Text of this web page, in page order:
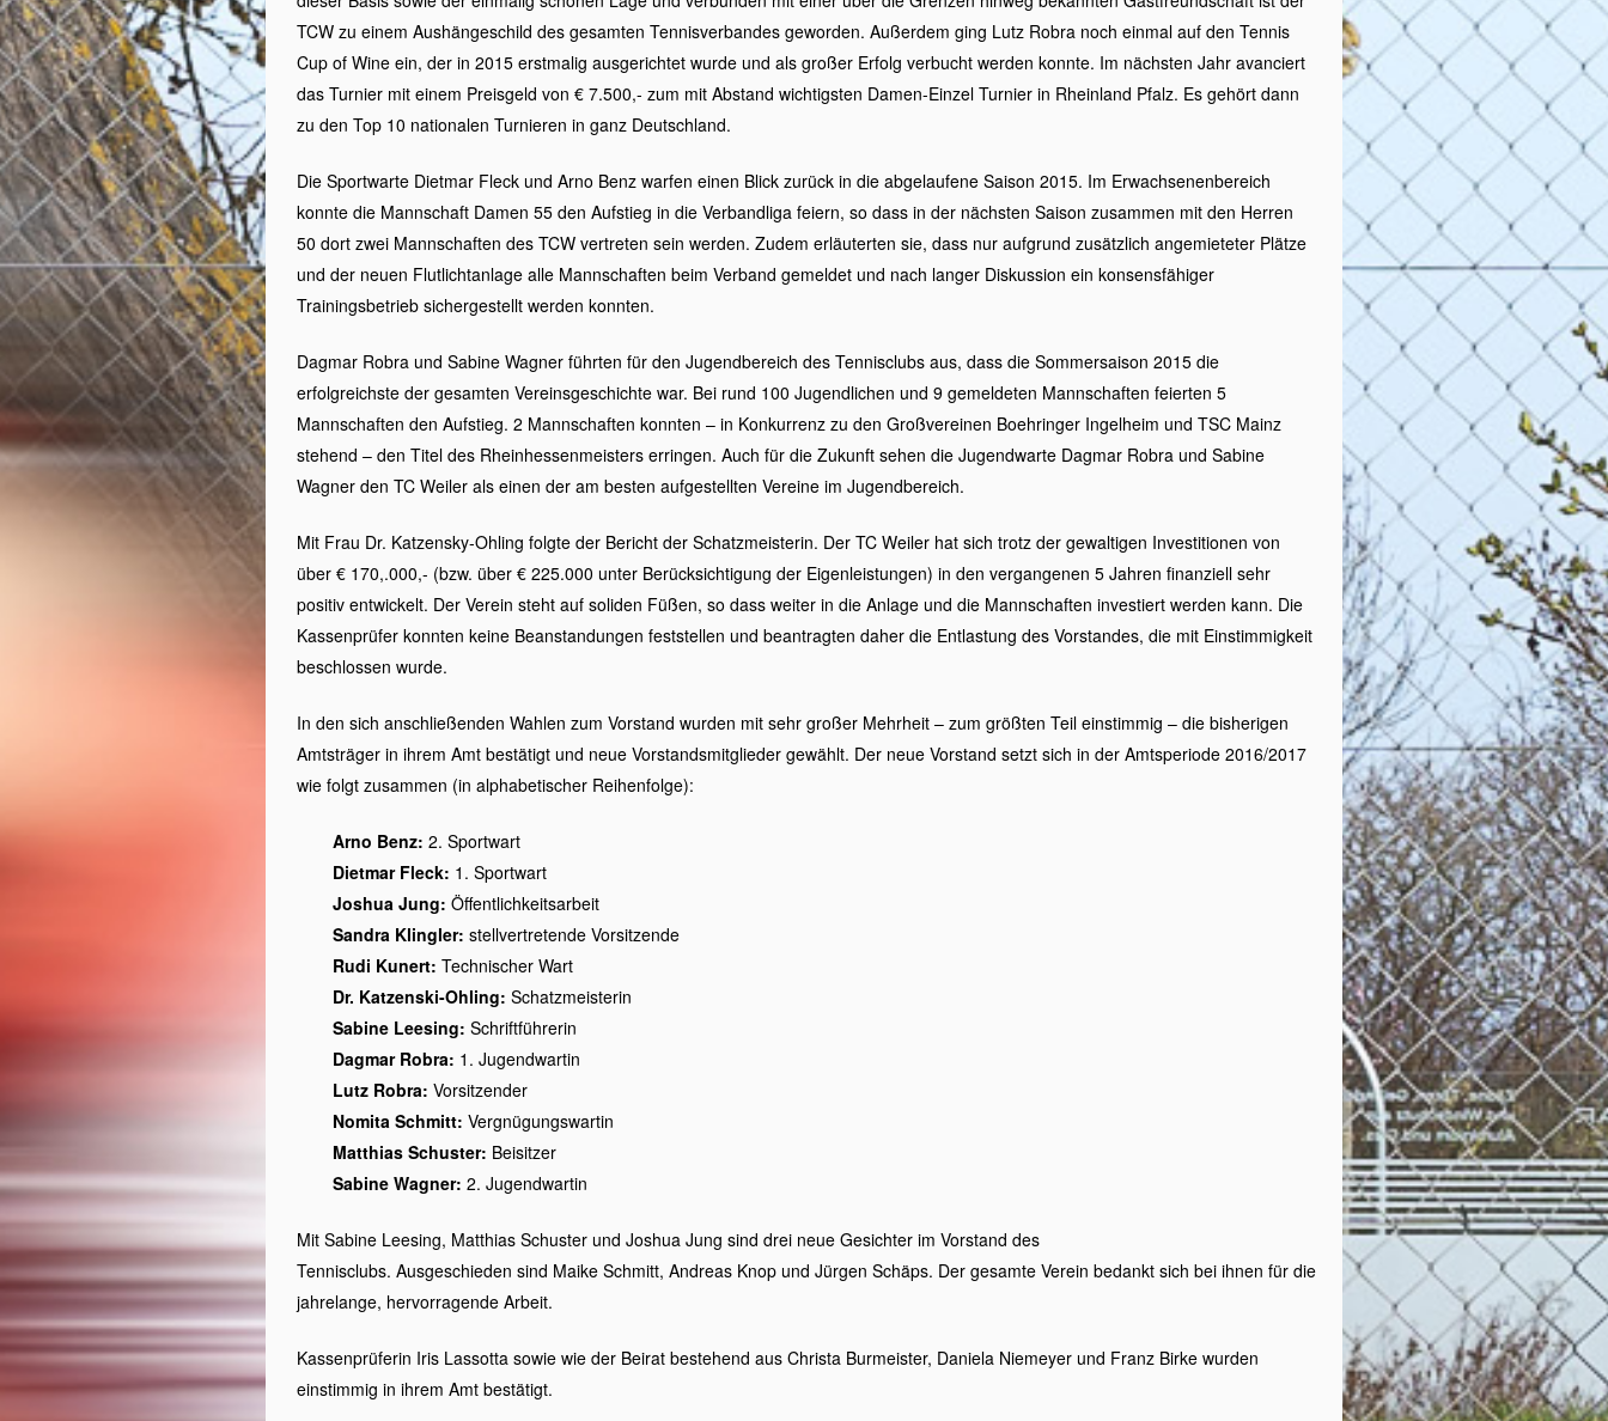
TCW zu einem Aushängeschild des gesamten Tennisverbandes geworden. Außerdem ging Lutz Robra noch einmal auf den Tennis
Cup of Wine ein, der in 2015 erstmalig ausgerichtet wurde und als großer Erfolg verbucht werden konnte. Im nächsten Jahr avanciert
das Turnier mit einem Preisgeld von € 7.500,- zum mit Abstand wichtigsten Damen-Einzel Turnier in Rheinland Pfalz. Es gehört dann
zu den Top 10 nationalen Turnieren in ganz Deutschland.
Die Sportwarte Dietmar Fleck und Arno Benz warfen einen Blick zurück in die abgelaufene Saison 2015. Im Erwachsenenbereich
konnte die Mannschaft Damen 55 den Aufstieg in die Verbandliga feiern, so dass in der nächsten Saison zusammen mit den Herren
50 dort zwei Mannschaften des TCW vertreten sein werden. Zudem erläuterten sie, dass nur aufgrund zusätzlich angemieteter Plätze
und der neuen Flutlichtanlage alle Mannschaften beim Verband gemeldet und nach langer Diskussion ein konsensfähiger
Trainingsbetrieb sichergestellt werden konnten.
Dagmar Robra und Sabine Wagner führten für den Jugendbereich des Tennisclubs aus, dass die Sommersaison 2015 die
erfolgreichste der gesamten Vereinsgeschichte war. Bei rund 100 Jugendlichen und 9 gemeldeten Mannschaften feierten 5
Mannschaften den Aufstieg. 2 Mannschaften konnten – in Konkurrenz zu den Großvereinen Boehringer Ingelheim und TSC Mainz
stehend – den Titel des Rheinhessenmeisters erringen. Auch für die Zukunft sehen die Jugendwarte Dagmar Robra und Sabine
Wagner den TC Weiler als einen der am besten aufgestellten Vereine im Jugendbereich.
Mit Frau Dr. Katzensky-Ohling folgte der Bericht der Schatzmeisterin. Der TC Weiler hat sich trotz der gewaltigen Investitionen von
über € 170,.000,- (bzw. über € 225.000 unter Berücksichtigung der Eigenleistungen) in den vergangenen 5 Jahren finanziell sehr
positiv entwickelt. Der Verein steht auf soliden Füßen, so dass weiter in die Anlage und die Mannschaften investiert werden kann. Die
Kassenprüfer konnten keine Beanstandungen feststellen und beantragten daher die Entlastung des Vorstandes, die mit Einstimmigkeit
beschlossen wurde.
In den sich anschließenden Wahlen zum Vorstand wurden mit sehr großer Mehrheit – zum größten Teil einstimmig – die bisherigen
Amtsträger in ihrem Amt bestätigt und neue Vorstandsmitglieder gewählt. Der neue Vorstand setzt sich in der Amtsperiode 2016/2017
wie folgt zusammen (in alphabetischer Reihenfolge):
Arno Benz: 2. Sportwart
Dietmar Fleck: 1. Sportwart
Joshua Jung: Öffentlichkeitsarbeit
Sandra Klingler: stellvertretende Vorsitzende
Rudi Kunert: Technischer Wart
Dr. Katzenski-Ohling: Schatzmeisterin
Sabine Leesing: Schriftführerin
Dagmar Robra: 1. Jugendwartin
Lutz Robra: Vorsitzender
Nomita Schmitt: Vergnügungswartin
Matthias Schuster: Beisitzer
Sabine Wagner: 2. Jugendwartin
Mit Sabine Leesing, Matthias Schuster und Joshua Jung sind drei neue Gesichter im Vorstand des
Tennisclubs. Ausgeschieden sind Maike Schmitt, Andreas Knop und Jürgen Schäps. Der gesamte Verein bedankt sich bei ihnen für die
jahrelange, hervorragende Arbeit.
Kassenprüferin Iris Lassotta sowie wie der Beirat bestehend aus Christa Burmeister, Daniela Niemeyer und Franz Birke wurden
einstimmig in ihrem Amt bestätigt.